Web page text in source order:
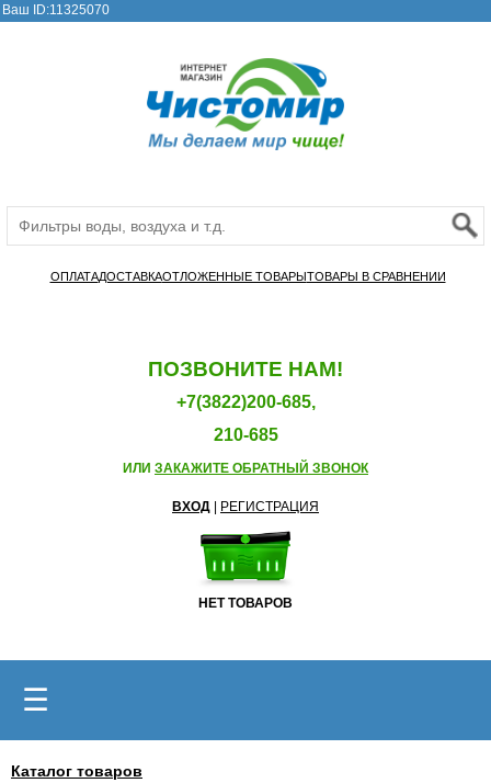
Ваш ID:11325070
ОПЛАТАДОСТАВКАОТЛОЖЕННЫЕ ТОВАРЫТОВАРЫ В СРАВНЕНИИ
ПОЗВОНИТЕ НАМ!
+7(3822)200-685,
210-685
ИЛИ ЗАКАЖИТЕ ОБРАТНЫЙ ЗВОНОК
ВХОД РЕГИСТРАЦИЯ
НЕТ ТОВАРОВ
☰
Каталог товаров